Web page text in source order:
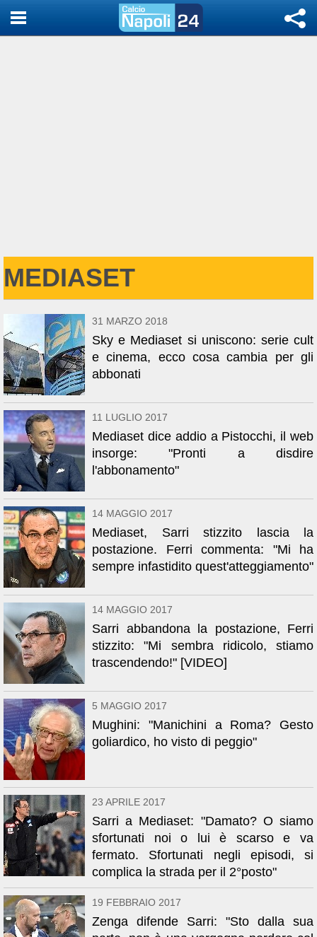
MEDIASET
31 MARZO 2018
Sky e Mediaset si uniscono: serie cult
e cinema, ecco cosa cambia per gli
abbonati
11 LUGLIO 2017
Mediaset dice addio a Pistocchi, il web
insorge: "Pronti a disdire
l'abbonamento"
14 MAGGIO 2017
Mediaset, Sarri stizzito lascia la
postazione. Ferri commenta: "Mi ha
sempre infastidito quest'atteggiamento"
14 MAGGIO 2017
Sarri abbandona la postazione, Ferri
stizzito: "Mi sembra ridicolo, stiamo
trascendendo!" [VIDEO]
5 MAGGIO 2017
Mughini: "Manichini a Roma? Gesto
goliardico, ho visto di peggio"
23 APRILE 2017
Sarri a Mediaset: "Damato? O siamo
sfortunati noi o lui è scarso e va
fermato. Sfortunati negli episodi, si
complica la strada per il 2°posto"
19 FEBBRAIO 2017
Zenga difende Sarri: "Sto dalla sua